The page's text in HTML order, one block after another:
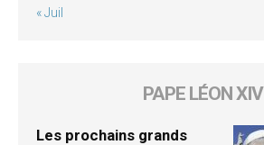
« Juil
PAPE LÉON XIV
Les prochains grands